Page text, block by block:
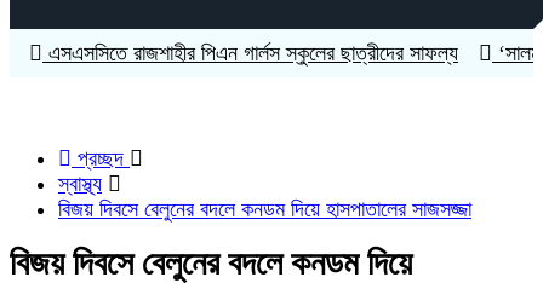
এসএসসিতে রাজশাহীর পিএন গার্লস স্কুলের ছাত্রীদের সাফল্য ‘সালমান
প্রচ্ছদ
স্বাস্থ্য
বিজয় দিবসে বেলুনের বদলে কনডম দিয়ে হাসপাতালের সাজসজ্জা
বিজয় দিবসে বেলুনের বদলে কনডম দিয়ে